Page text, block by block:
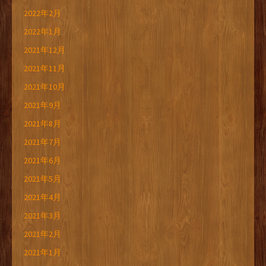
2022年2月
2022年1月
2021年12月
2021年11月
2021年10月
2021年9月
2021年8月
2021年7月
2021年6月
2021年5月
2021年4月
2021年3月
2021年2月
2021年1月